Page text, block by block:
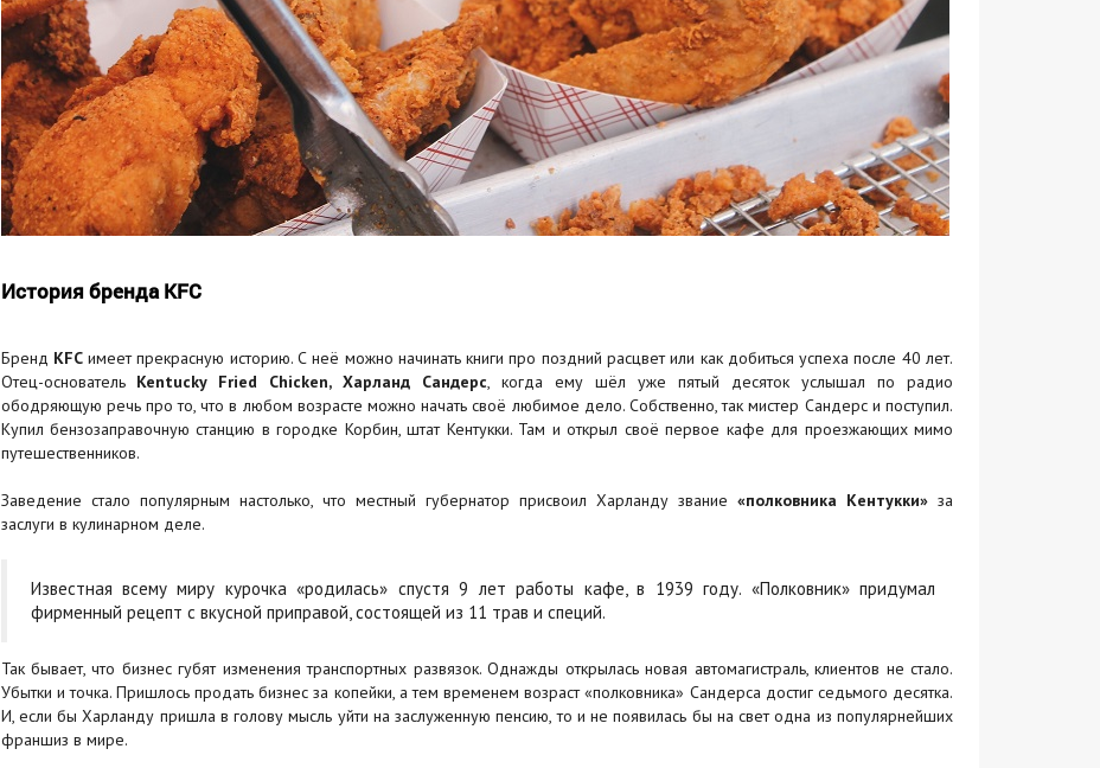
История бренда KFC
Бренд KFCимеет прекрасную историю. С неё можно начинать книги про поздний расцвет или как добиться успеха после 40 лет.
Отец-основатель Kentucky Fried Chicken, Харланд Сандерс , когда ему шёл уже пятый десяток услышал по радио
ободряющую речь про то, что в любом возрасте можно начать своё любимое дело. Собственно, так мистер Сандерс и поступил.
Купил бензозаправочную станцию в городке Корбин, штат Кентукки. Там и открыл своё первое кафе для проезжающих мимо
путешественников.
Заведение стало популярным настолько, что местный губернатор присвоил Харланду звание «полковника Кентукки»за
заслуги в кулинарном деле.
Известная всему миру курочка «родилась» спустя 9 лет работы кафе, в 1939 году. «Полковник» придумал
фирменный рецепт с вкусной приправой, состоящей из 11 трав и специй.
Так бывает, что бизнес губят изменения транспортных развязок. Однажды открылась новая автомагистраль, клиентов не стало.
Убытки и точка. Пришлось продать бизнес за копейки, а тем временем возраст «полковника» Сандерса достиг седьмого десятка.
И, если бы Харланду пришла в голову мысль уйти на заслуженную пенсию, то и не появилась бы на свет одна из популярнейших
франшиз в мире.